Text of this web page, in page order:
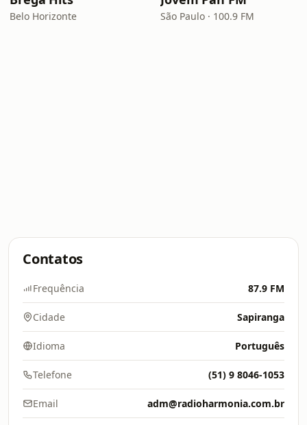
Belo Horizonte São Paulo · 100.9 FM
Contatos
Frequência 87.9 FM
Cidade Sapiranga
Idioma Português
Telefone (51) 9 8046-1053
Email adm@radioharmonia.com.br